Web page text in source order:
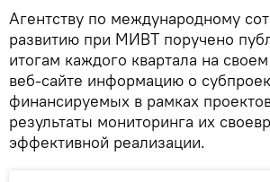
Агентству по международному
развитию при МИВТ поручено
итогам каждого квартала на
веб-сайте информацию о
финансируемых в рамках
результаты мониторинга их
эффективной реализации.